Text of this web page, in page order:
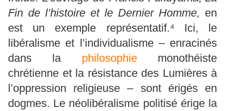
Fin de l’histoire et le Dernier Homme, en
est un exemple représentatif.⁴ Ici, le
libéralisme et l’individualisme – enracinés
dans la philosophiemonothéiste
chrétienne et la résistance des Lumières à
l’oppression religieuse – sont érigés en
dogmes. Le néolibéralisme politisé érige la